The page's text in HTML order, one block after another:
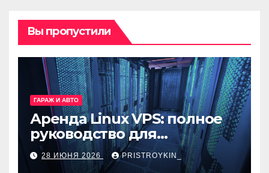
Вы пропустили
ГАРАЖ И АВТО
Аренда Linux VPS: полное
руководство для
разработчиков и
администраторов
28 ИЮНЯ 2026 PRISTROYKIN_